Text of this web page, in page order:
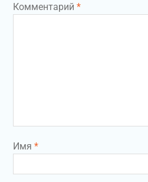
Комментарий *
Имя *